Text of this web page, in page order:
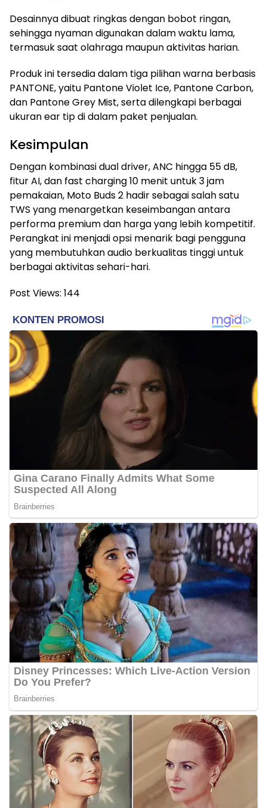
Desainnya dibuat ringkas dengan bobot ringan,
sehingga nyaman digunakan dalam waktu lama,
termasuk saat olahraga maupun aktivitas harian.
Produk ini tersedia dalam tiga pilihan warna berbasis
PANTONE, yaitu Pantone Violet Ice, Pantone Carbon,
dan Pantone Grey Mist, serta dilengkapi berbagai
ukuran ear tip di dalam paket penjualan.
Kesimpulan
Dengan kombinasi dual driver, ANC hingga 55 dB,
fitur AI, dan fast charging 10 menit untuk 3 jam
pemakaian, Moto Buds 2 hadir sebagai salah satu
TWS yang menargetkan keseimbangan antara
performa premium dan harga yang lebih kompetitif.
Perangkat ini menjadi opsi menarik bagi pengguna
yang membutuhkan audio berkualitas tinggi untuk
berbagai aktivitas sehari-hari.
Post Views: 144